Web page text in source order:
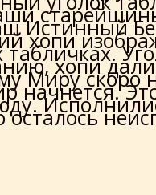
Истинный
хопи
хопи дали
Миру скоро
начнется.
осталось